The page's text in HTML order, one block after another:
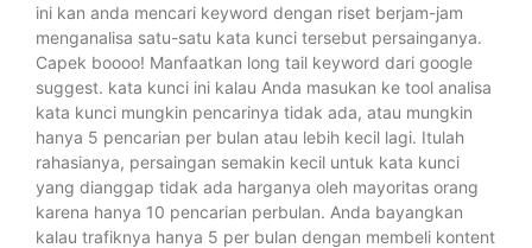
ini kan anda mencari keyword dengan riset berjam-jam
menganalisa satu-satu kata kunci tersebut persainganya.
Capek boooo! Manfaatkan long tail keyword dari google
suggest. kata kunci ini kalau Anda masukan ke tool analisa
kata kunci mungkin pencarinya tidak ada, atau mungkin
hanya 5 pencarian per bulan atau lebih kecil lagi. Itulah
rahasianya, persaingan semakin kecil untuk kata kunci
yang dianggap tidak ada harganya oleh mayoritas orang
karena hanya 10 pencarian perbulan. Anda bayangkan
kalau trafiknya hanya 5 per bulan dengan membeli kontent